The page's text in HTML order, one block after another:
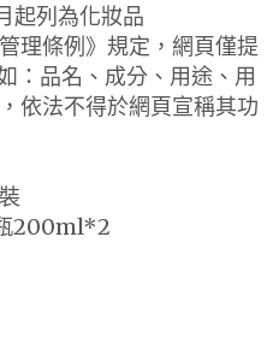
起列為化妝品
理條例》規定，網頁僅提
：品名、成分、用途、用
依法不得於網頁宣稱其功
200ml*2